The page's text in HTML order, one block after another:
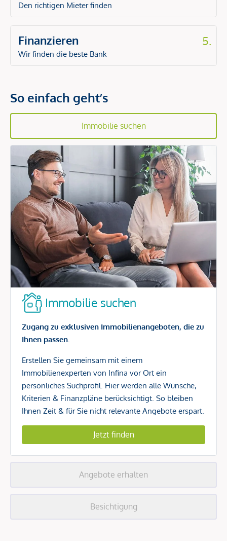
Den richtigen Mieter finden
Finanzieren
Wir finden die beste Bank
5.
So einfach geht’s
Immobilie suchen
Immobilie suchen
Zugang zu exklusiven Immobilienangeboten, die zu
Ihnen passen.
Erstellen Sie gemeinsam mit einem
Immobilienexperten von Infina vor Ort ein
persönliches Suchprofil. Hier werden alle Wünsche,
Kriterien & Finanzpläne berücksichtigt. So bleiben
Ihnen Zeit & für Sie nicht relevante Angebote erspart.
Jetzt finden
Angebote erhalten
Besichtigung